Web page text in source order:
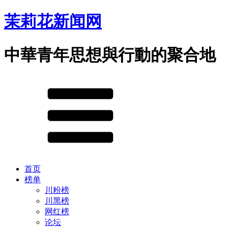
茉莉花新闻网
中華青年思想與行動的聚合地
首页
榜单
川粉榜
川黑榜
网红榜
论坛